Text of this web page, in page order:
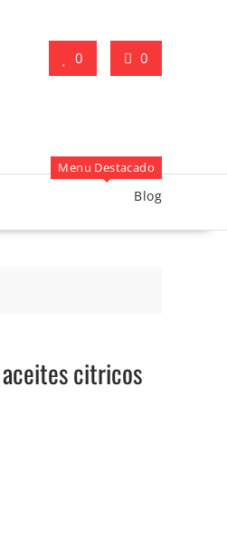
0 0
Menu Destacado
Blog
citricos